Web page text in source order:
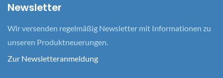
Newsletter
Wir versenden regelmäßig Newsletter mit Informationen zu
unseren Produktneuerungen.
Zur Newsletteranmeldung